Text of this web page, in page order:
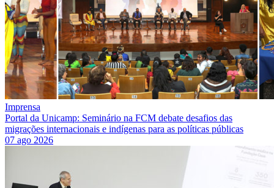
Imprensa
Portal da Unicamp: Seminário na FCM debate desafios das
migrações internacionais e indígenas para as políticas públicas
07 ago 2026